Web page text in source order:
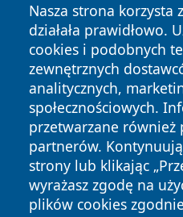
Nasza strona korzysta
działała prawidłowo.
cookies i podobnych
zewnętrznych
analitycznych,
społecznościowych.
przetwarzane również
partnerów.
strony lub klikając
wyrażasz zgodę na
plików cookies
Copyright © 2026 24slupsk.pl
News Autorzy
Polityka